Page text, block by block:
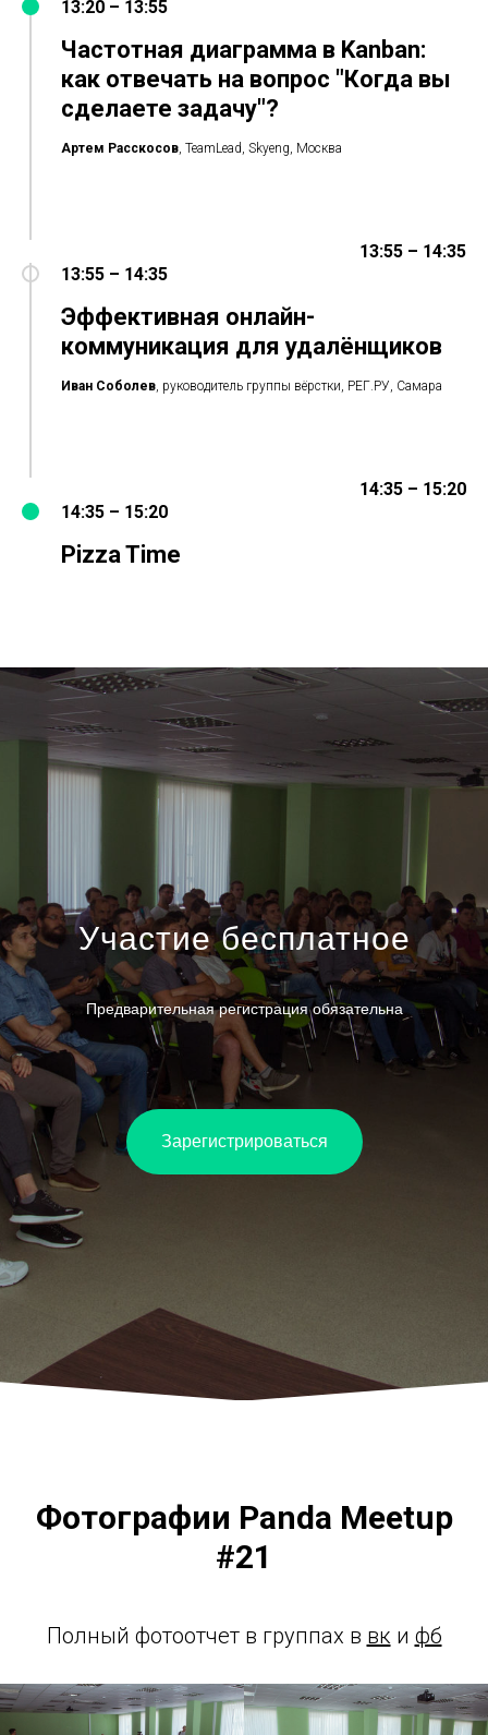
13:20 – 13:55
Частотная диаграмма в Kanban:
как отвечать на вопрос "Когда вы
сделаете задачу"?
Артем Расскосов, TeamLead, Skyeng, Москва
13:55 – 14:35
13:55 – 14:35
Эффективная онлайн-
коммуникация для удалёнщиков
Иван Соболев, руководитель группы вёрстки, РЕГ.РУ, Самара
14:35 – 15:20
14:35 – 15:20
Pizza Time
Участие бесплатное
Предварительная регистрация обязательна
Зарегистрироваться
Фотографии Panda Meetup
#21
Полный фотоотчет в группах в вки фб